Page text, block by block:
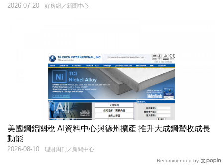
好房網／新聞中心
2026-07-20
美國鋼鋁關稅 AI資料中心與德州擴產 推升大成鋼營收成長
動能
理財周刊／新聞中心
2026-08-10
Recommended by